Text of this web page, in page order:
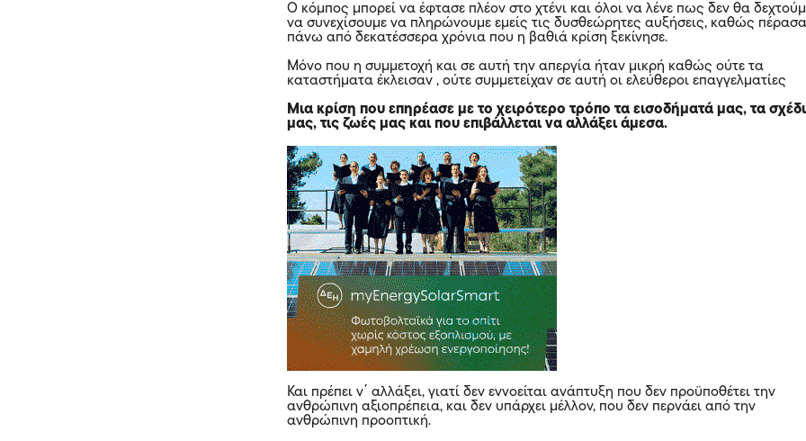
Ο κόμπος μπορεί να έφτασε πλέον στο χτένι και όλοι να λένε πως δεν θα
να συνεχίσουμε να πληρώνουμε εμείς τις δυσθεώρητες αυξήσεις, καθώς
πάνω από δεκατέσσερα χρόνια που η βαθιά κρίση ξεκίνησε.
Μόνο που η συμμετοχή και σε αυτή την απεργία ήταν μικρή καθώς ούτε τα
καταστήματα έκλεισαν , ούτε συμμετείχαν σε αυτή οι ελεύθεροι επαγγελματίες
Μια κρίση που επηρέασε με το χειρότερο τρόπο τα εισοδήματά μας, τα
μας, τις ζωές μας και που επιβάλλεται να αλλάξει άμεσα.
Και πρέπει ν΄ αλλάξει, γιατί δεν εννοείται ανάπτυξη που δεν προϋποθέτει την
ανθρώπινη αξιοπρέπεια, και δεν υπάρχει μέλλον, που δεν περνάει από την
ανθρώπινη προοπτική.